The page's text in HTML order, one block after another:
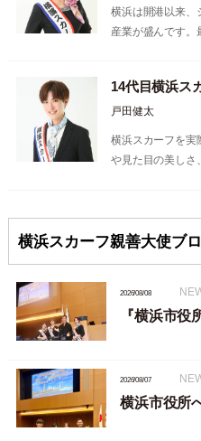
横浜は開港以来、
産業が盛んです。
14代目横浜ス
戸田健太
横浜スカーフを実
や見た目の美し
横浜スカーフ親善大使ブ
2026/08/08
『横浜市役
2026/08/07
横浜市役所